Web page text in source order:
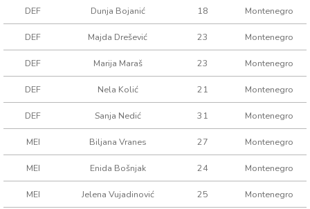
DEF Dunja Bojanić 18 Montenegro
DEF Majda Drešević 23 Montenegro
DEF Marija Maraš 23 Montenegro
DEF Nela Kolić 21 Montenegro
DEF Sanja Nedić 31 Montenegro
MEI Biljana Vranes 27 Montenegro
MEI Enida Bošnjak 24 Montenegro
MEI Jelena Vujadinović 25 Montenegro